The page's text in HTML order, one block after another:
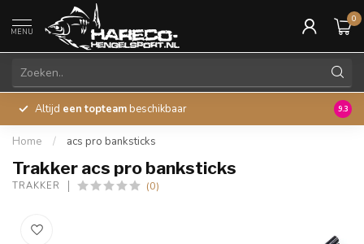
MENU
0
Altijd een topteam beschikbaar 45
9.3
Home / acs pro banksticks
Trakker acs pro banksticks
TRAKKER (0)